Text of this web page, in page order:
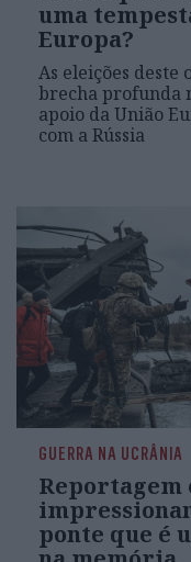
uma
Europa?
As eleições
brecha profunda
apoio da União
com a Rússia
GUERRA NA UCRÂNIA
Reportagem
ponte que é